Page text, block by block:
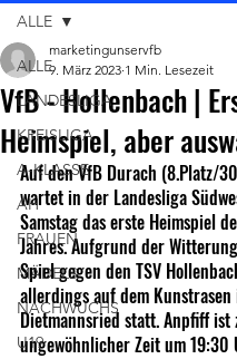
ALLE
LANDESLIGA
KREISLIGA
A-KLASSE
AH
FRAUEN
MÄDELS
NACHWUCHS
U19
ALLE
VfB - Hollenbach |
Heimspiel, aber
marketingunservfb
9. März 2023 1 Min. Lesezeit
Auf den VfB Durach (8.Platz/
wartet in der Landesliga
Samstag das erste Heimspiel
Jahres. Aufgrund der
Spiel gegen den TSV
allerdings auf dem Kunstrasen
Dietmannsried statt. Anpfiff ist
ungewöhnlicher Zeit um 19:30